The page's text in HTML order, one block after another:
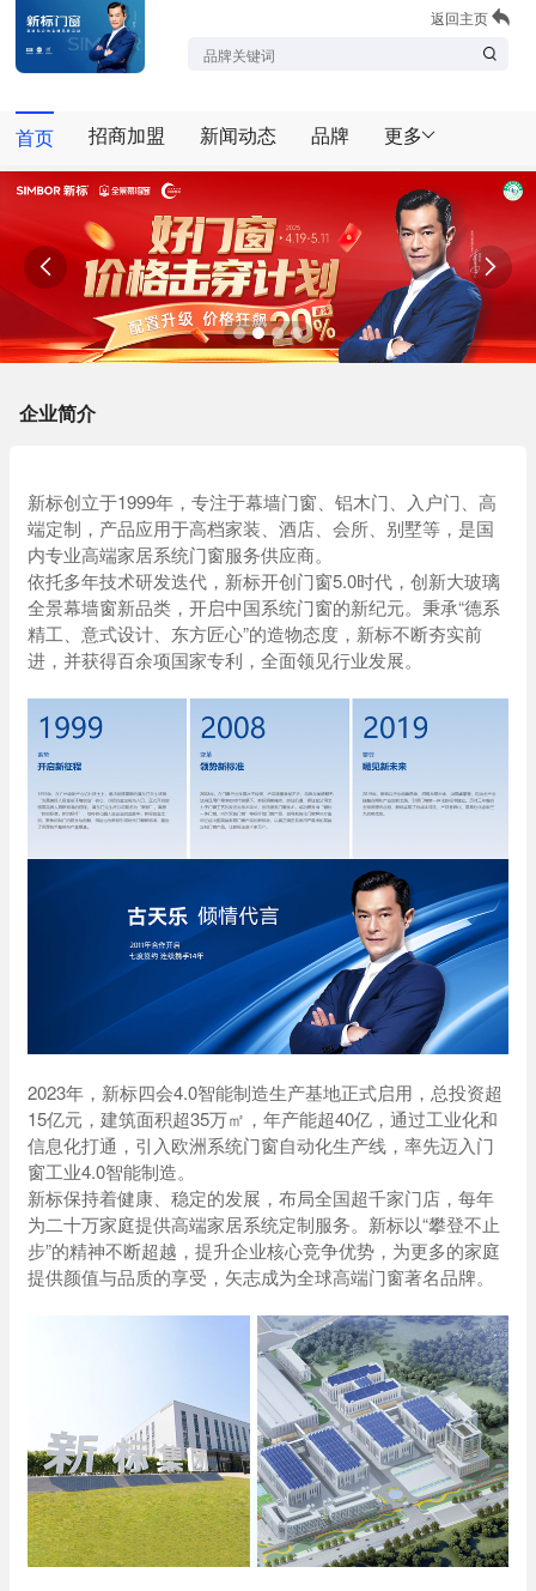
返回主页
首页 招商加盟 新闻动态 品牌 更多
 
企业简介
新标创立于1999年，专注于幕墙门窗、铝木门、入户门、高
端定制，产品应用于高档家装、酒店、会所、别墅等，是国
内专业高端家居系统门窗服务供应商。
依托多年技术研发迭代，新标开创门窗5.0时代，创新大玻璃
全景幕墙窗新品类，开启中国系统门窗的新纪元。秉承“德系
精工、意式设计、东方匠心”的造物态度，新标不断夯实前
进，并获得百余项国家专利，全面领见行业发展。
2023年，新标四会4.0智能制造生产基地正式启用，总投资超
15亿元，建筑面积超35万㎡，年产能超40亿，通过工业化和
信息化打通，引入欧洲系统门窗自动化生产线，率先迈入门
窗工业4.0智能制造。
新标保持着健康、稳定的发展，布局全国超千家门店，每年
为二十万家庭提供高端家居系统定制服务。新标以“攀登不止
步”的精神不断超越，提升企业核心竞争优势，为更多的家庭
提供颜值与品质的享受，矢志成为全球高端门窗著名品牌。